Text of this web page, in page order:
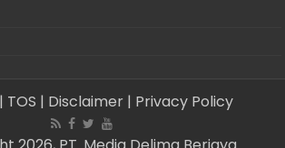
| TOS | Disclaimer | Privacy Policy